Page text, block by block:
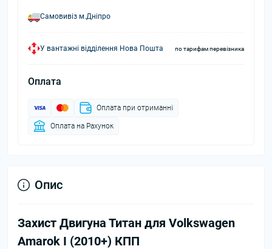
Самовивіз м.Дніпро
У вантажні відділення Нова Пошта по тарифам перевізника
Оплата
Оплата при отриманні
Оплата на Рахунок
Опис
Захист Двигуна Титан для Volkswagen
Amarok I (2010+) КПП